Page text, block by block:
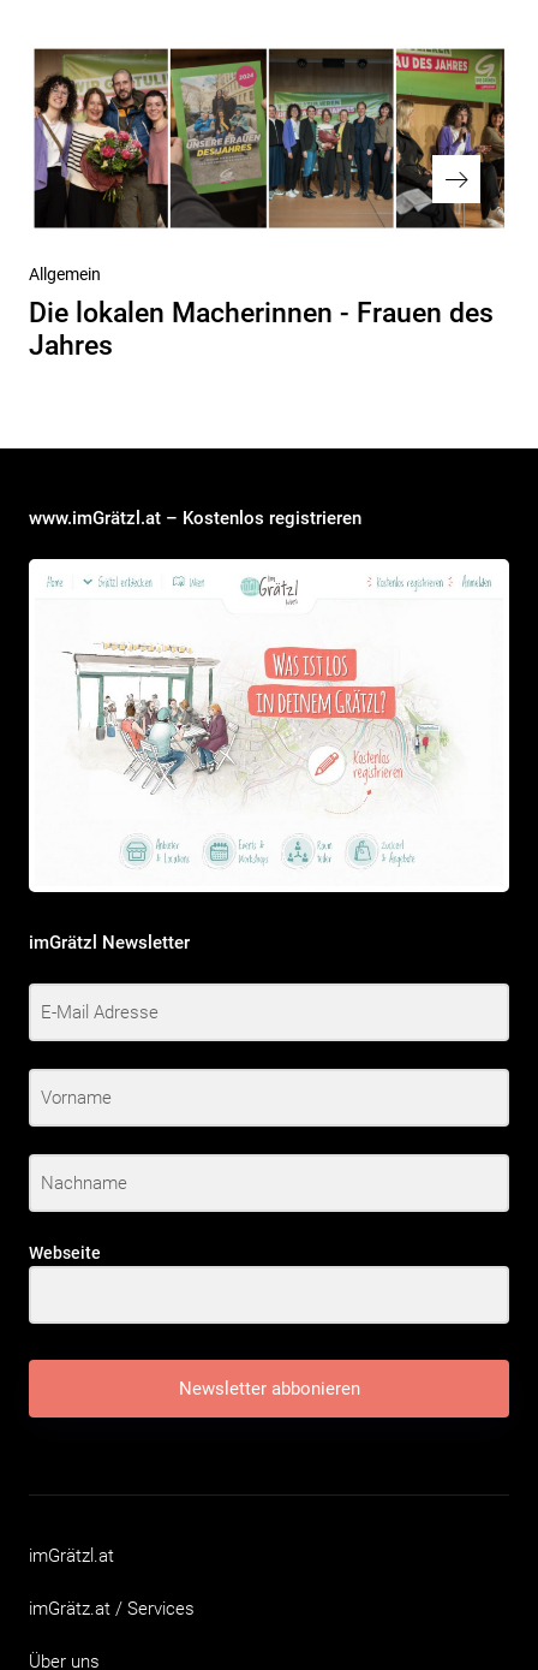
Nächster
Beitrag
Allgemein
Die lokalen Macherinnen - Frauen des
Jahres
www.imGrätzl.at – Kostenlos registrieren
imGrätzl Newsletter
Webseite
Newsletter abbonieren
imGrätzl.at
imGrätz.at / Services
Über uns